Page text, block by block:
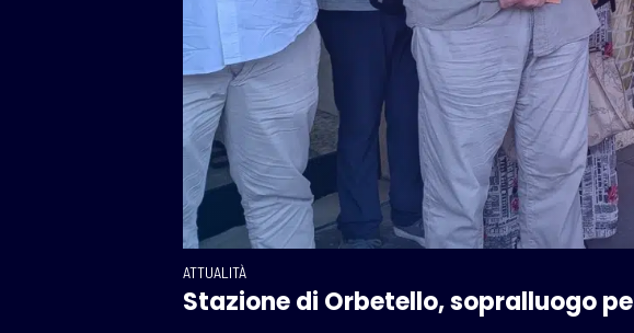
ATTUALITÀ
Stazione di Orbetello, sopralluogo